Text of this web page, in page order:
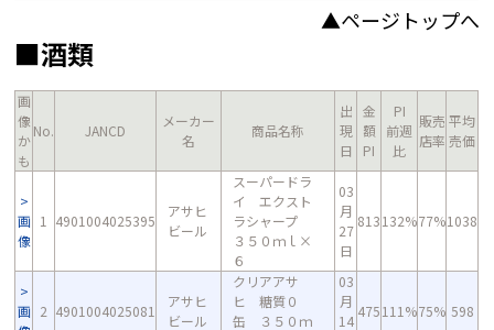
▲ページトップへ
■酒類
画
像
か
も
No. JANCD
メーカー
名
商品名称
出
現
日
金
額
PI
PI
前週
比
販売
店率
平均
売価
画
像
1 4901004025395
アサヒ
ビール
スーパードラ
イ エクスト
ラシャープ
３５０ｍｌ×
６
03
月
27
日
813132%77%1038
画 2 4901004025081
アサヒ
ビール
クリアアサ
ヒ 糖質０
缶 ３５０ｍ
03
月
14
475111%75% 598